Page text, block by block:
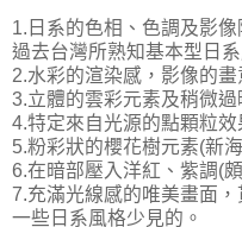
1.日系的色相、色調及影
過去台灣所熟知基本型日
2.水彩的渲染感，影像的畫
3.立體的雲彩元素及稍微過
4.特定來自光源的點顆粒
5.粉彩狀的櫻花樹元素(新
6.在暗部壓入洋紅、紫調(
7.充滿光線感的唯美畫面
一些日系風格少見的。